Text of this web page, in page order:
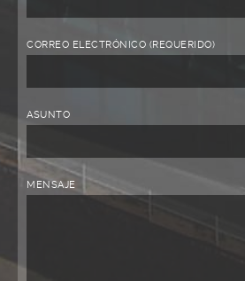
CORREO ELECTRÓNICO (REQUERIDO)
ASUNTO
MENSAJE